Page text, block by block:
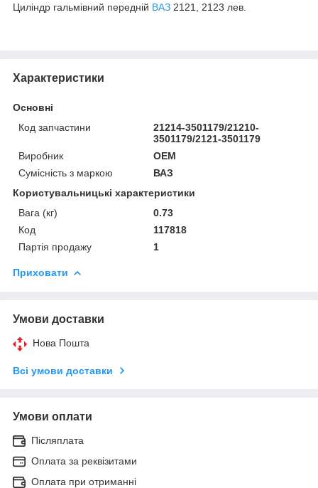
Циліндр гальмівний передній ВАЗ 2121, 2123 лев.
Характеристики
Основні
Код запчастини
21214-3501179/21210-
3501179/2121-3501179
Виробник
OEM
Сумісність з маркою
ВАЗ
Користувальницькі характеристики
Вага (кг)
0.73
Код
117818
Партія продажу
1
Приховати
Умови доставки
Нова Пошта
Всі умови доставки
Умови оплати
Післяплата
Оплата за реквізитами
Оплата при отриманні